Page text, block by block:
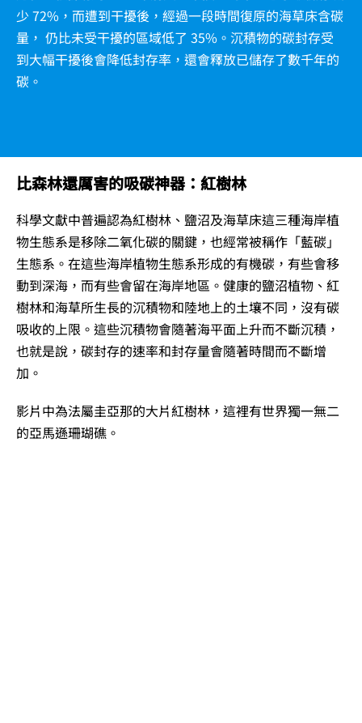
少 72%，而遭到干擾後，經過一段時間復原的海草床含碳
量， 仍比未受干擾的區域低了 35%。沉積物的碳封存受
到大幅干擾後會降低封存率，還會釋放已儲存了數千年的
碳。
比森林還厲害的吸碳神器：紅樹林
科學文獻中普遍認為紅樹林、鹽沼及海草床這三種海岸植
物生態系是移除二氧化碳的關鍵，也經常被稱作「藍碳」
生態系。在這些海岸植物生態系形成的有機碳，有些會移
動到深海，而有些會留在海岸地區。健康的鹽沼植物、紅
樹林和海草所生長的沉積物和陸地上的土壤不同，沒有碳
吸收的上限。這些沉積物會隨著海平面上升而不斷沉積，
也就是說，碳封存的速率和封存量會隨著時間而不斷增
加。
影片中為法屬圭亞那的大片紅樹林，這裡有世界獨一無二
的亞馬遜珊瑚礁。